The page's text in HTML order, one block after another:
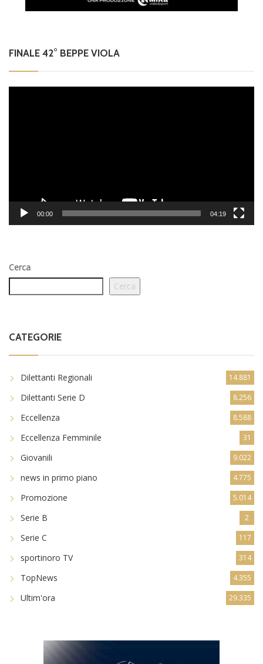
FINALE 42° BEPPE VIOLA
00:00 04:19
Cerca
Cerca
CATEGORIE
Dilettanti Regionali 14.881
Dilettanti Serie D 8.256
Eccellenza 8.588
Eccellenza Femminile 31
Giovanili 9.022
news in primo piano 4.775
Promozione 5.014
Serie B 2
Serie C 117
sportinoro TV 314
TopNews 4.355
Ultim'ora 29.335